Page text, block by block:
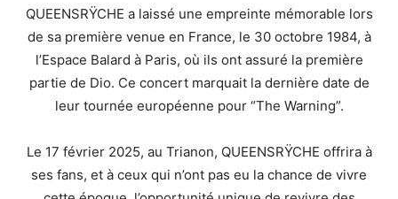
QUEENSRŸCHE a laissé une empreinte mémorable lors
de sa première venue en France, le 30 octobre 1984, à
l’Espace Balard à Paris, où ils ont assuré la première
partie de Dio. Ce concert marquait la dernière date de
leur tournée européenne pour “The Warning”.
Le 17 février 2025, au Trianon, QUEENSRŸCHE offrira à
ses fans, et à ceux qui n’ont pas eu la chance de vivre